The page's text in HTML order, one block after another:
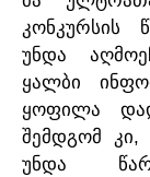
კონკურსის
უნდა
ყალბი
ყოფილა
შემდგომ კი,
უნდა